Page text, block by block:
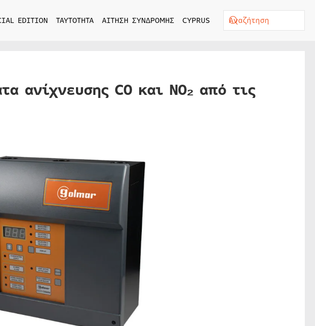
EDITION ΤΑΥΤΟΤΗΤΑ ΑΙΤΗΣΗ ΣΥΝΔΡΟΜΗΣ CYPRUS
ανίχνευσης CO και NO₂ από τις